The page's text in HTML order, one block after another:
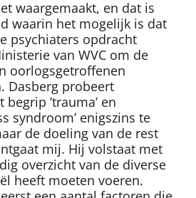
waargemaakt, en dat is
waarin het mogelijk is dat
psychiaters opdracht
van WVC om de
oorlogsgetroffenen
Dasberg probeert
’trauma’ en
syndroom’ enigszins te
de doeling van de rest
mij. Hij volstaat met
overzicht van de diverse
heeft moeten voeren.